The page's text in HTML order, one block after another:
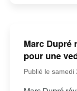
Marc Dupré
pour une
Publié le samedi